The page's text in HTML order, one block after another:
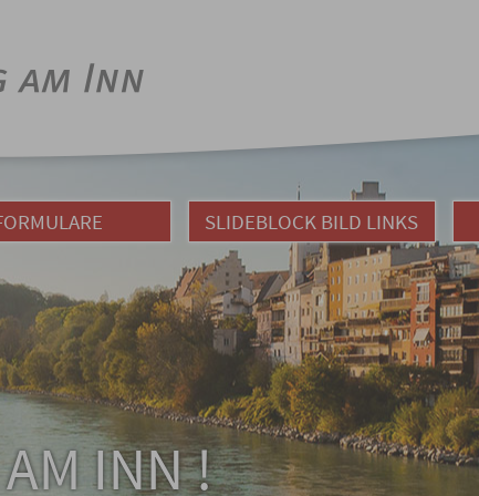
SLIDEBLOCK BILD LINKS
AM INN !